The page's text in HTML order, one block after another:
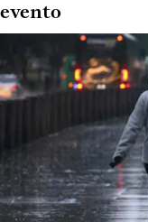
evento